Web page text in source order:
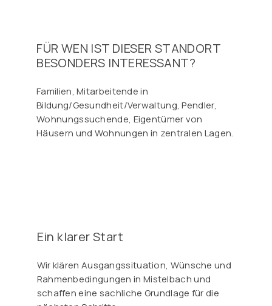
FÜR WEN IST DIESER STANDORT
BESONDERS INTERESSANT?
Familien, Mitarbeitende in
Bildung/Gesundheit/Verwaltung, Pendler,
Wohnungssuchende, Eigentümer von
Häusern und Wohnungen in zentralen Lagen.
Ein klarer Start
Wir klären Ausgangssituation, Wünsche und
Rahmenbedingungen in Mistelbach und
schaffen eine sachliche Grundlage für die